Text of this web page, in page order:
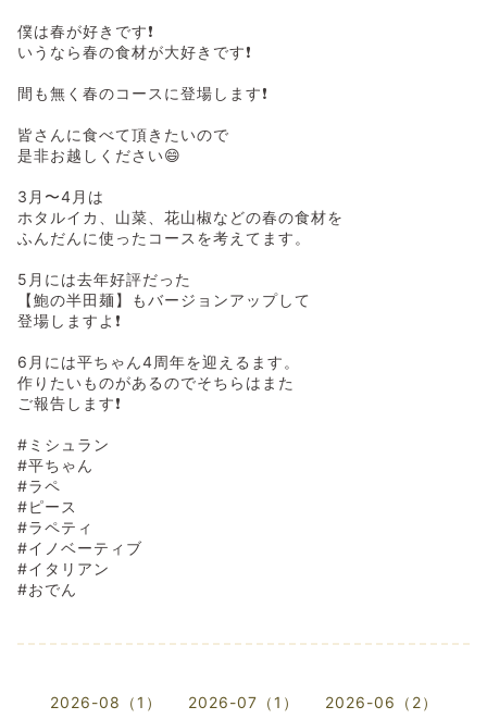
僕は春が好きです❗️
いうなら春の食材が大好きです❗️
間も無く春のコースに登場します❗️
皆さんに食べて頂きたいので
是非お越しください😄
3月〜4月は
ホタルイカ、山菜、花山椒などの春の食材を
ふんだんに使ったコースを考えてます。
5月には去年好評だった
【鮑の半田麺】もバージョンアップして
登場しますよ❗️
6月には平ちゃん4周年を迎えるます。
作りたいものがあるのでそちらはまた
ご報告します❗️
#ミシュラン
#平ちゃん
#ラペ
#ピース
#ラペティ
#イノベーティブ
#イタリアン
#おでん
2026-08（1） 2026-07（1）
2026-06（2）